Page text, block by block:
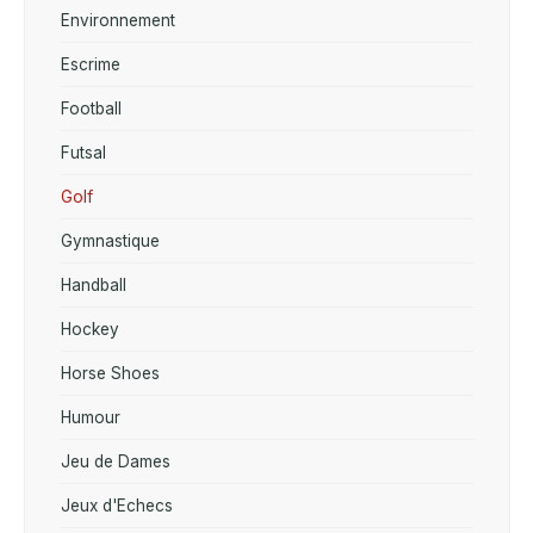
Environnement
Escrime
Football
Futsal
Golf
Gymnastique
Handball
Hockey
Horse Shoes
Humour
Jeu de Dames
Jeux d'Echecs